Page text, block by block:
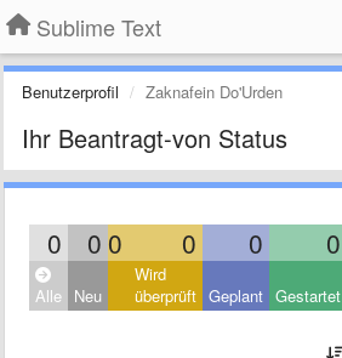
Sublime Text
Benutzerprofil Zaknafein Do'Urden
Ihr Beantragt-von Status
0 0 0 0 0 0
Alle Neu
Wird
überprüft Geplant Gestartet